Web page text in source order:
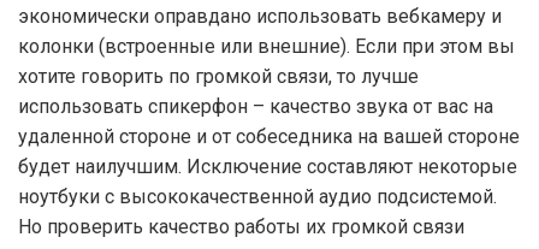
экономически оправдано использовать вебкамеру и
колонки (встроенные или внешние). Если при этом вы
хотите говорить по громкой связи, то лучше
использовать спикерфон – качество звука от вас на
удаленной стороне и от собеседника на вашей стороне
будет наилучшим. Исключение составляют некоторые
ноутбуки с высококачественной аудио подсистемой.
Но проверить качество работы их громкой связи